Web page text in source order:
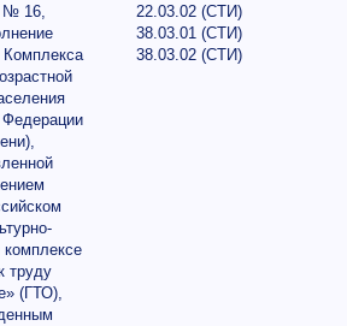
№ 16,
Комплекса
Федерации
комплексе
труду
(ГТО),
22.03.02 (СТИ)
38.03.01 (СТИ)
38.03.02 (СТИ)